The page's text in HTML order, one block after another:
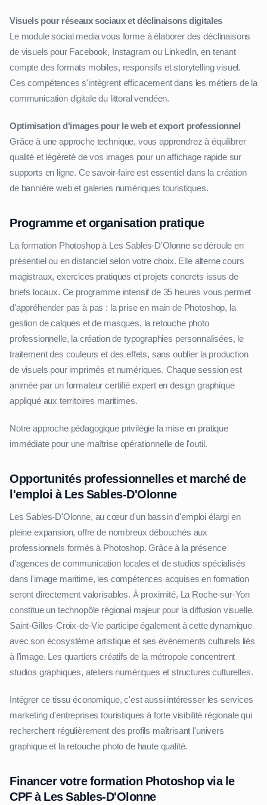
Visuels pour réseaux sociaux et déclinaisons digitales
Le module social media vous forme à élaborer des déclinaisons
de visuels pour Facebook, Instagram ou LinkedIn, en tenant
compte des formats mobiles, responsifs et storytelling visuel.
Ces compétences s'intègrent efficacement dans les métiers de la
communication digitale du littoral vendéen.
Optimisation d'images pour le web et export professionnel
Grâce à une approche technique, vous apprendrez à équilibrer
qualité et légèreté de vos images pour un affichage rapide sur
supports en ligne. Ce savoir-faire est essentiel dans la création
de bannière web et galeries numériques touristiques.
Programme et organisation pratique
La formation Photoshop à Les Sables-D'Olonne se déroule en
présentiel ou en distanciel selon votre choix. Elle alterne cours
magistraux, exercices pratiques et projets concrets issus de
briefs locaux. Ce programme intensif de 35 heures vous permet
d'appréhender pas à pas : la prise en main de Photoshop, la
gestion de calques et de masques, la retouche photo
professionnelle, la création de typographies personnalisées, le
traitement des couleurs et des effets, sans oublier la production
de visuels pour imprimés et numériques. Chaque session est
animée par un formateur certifié expert en design graphique
appliqué aux territoires maritimes.
Notre approche pédagogique privilégie la mise en pratique
immédiate pour une maîtrise opérationnelle de l'outil.
Opportunités professionnelles et marché de
l'emploi à Les Sables-D'Olonne
Les Sables-D'Olonne, au cœur d'un bassin d'emploi élargi en
pleine expansion, offre de nombreux débouchés aux
professionnels formés à Photoshop. Grâce à la présence
d'agences de communication locales et de studios spécialisés
dans l'image maritime, les compétences acquises en formation
seront directement valorisables. À proximité, La Roche-sur-Yon
constitue un technopôle régional majeur pour la diffusion visuelle.
Saint-Gilles-Croix-de-Vie participe également à cette dynamique
avec son écosystème artistique et ses événements culturels liés
à l'image. Les quartiers créatifs de la métropole concentrent
studios graphiques, ateliers numériques et structures culturelles.
Intégrer ce tissu économique, c'est aussi intéresser les services
marketing d'entreprises touristiques à forte visibilité régionale qui
recherchent régulièrement des profils maîtrisant l'univers
graphique et la retouche photo de haute qualité.
Financer votre formation Photoshop via le
CPF à Les Sables-D'Olonne